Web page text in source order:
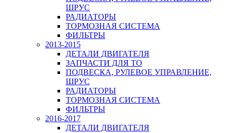
ШРУС
РАДИАТОРЫ
ТОРМОЗНАЯ СИСТЕМА
ФИЛЬТРЫ
2013-2015
ДЕТАЛИ ДВИГАТЕЛЯ
ЗАПЧАСТИ ДЛЯ ТО
ПОДВЕСКА, РУЛЕВОЕ УПРАВЛЕНИЕ,
ШРУС
РАДИАТОРЫ
ТОРМОЗНАЯ СИСТЕМА
ФИЛЬТРЫ
2016-2017
ДЕТАЛИ ДВИГАТЕЛЯ